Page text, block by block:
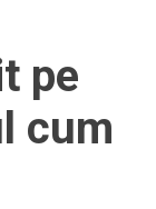
pe
cum